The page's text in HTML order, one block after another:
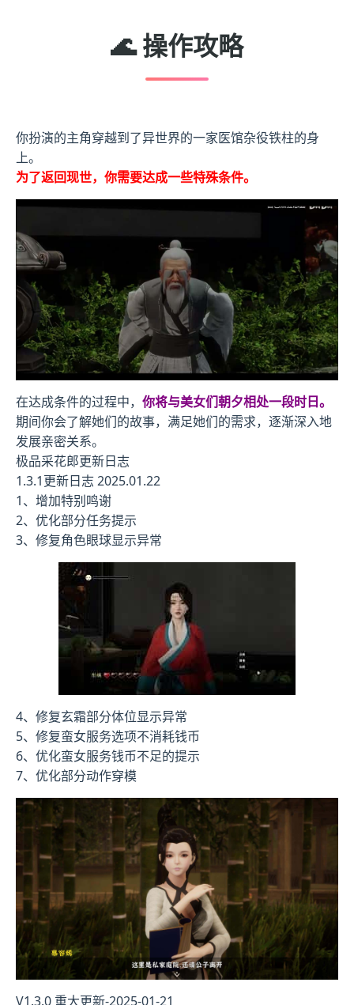
🌊 操作攻略
你扮演的主角穿越到了异世界的一家医馆杂役铁柱的身
上。
为了返回现世，你需要达成一些特殊条件。
在达成条件的过程中， 你将与美女们朝夕相处一段时日。
期间你会了解她们的故事，满足她们的需求，逐渐深入地
发展亲密关系。
极品采花郎更新日志
1.3.1更新日志 2025.01.22
1、增加特别鸣谢
2、优化部分任务提示
3、修复角色眼球显示异常
4、修复玄霜部分体位显示异常
5、修复蛮女服务选项不消耗钱币
6、优化蛮女服务钱币不足的提示
7、优化部分动作穿模
V1.3.0 重大更新-2025-01-21